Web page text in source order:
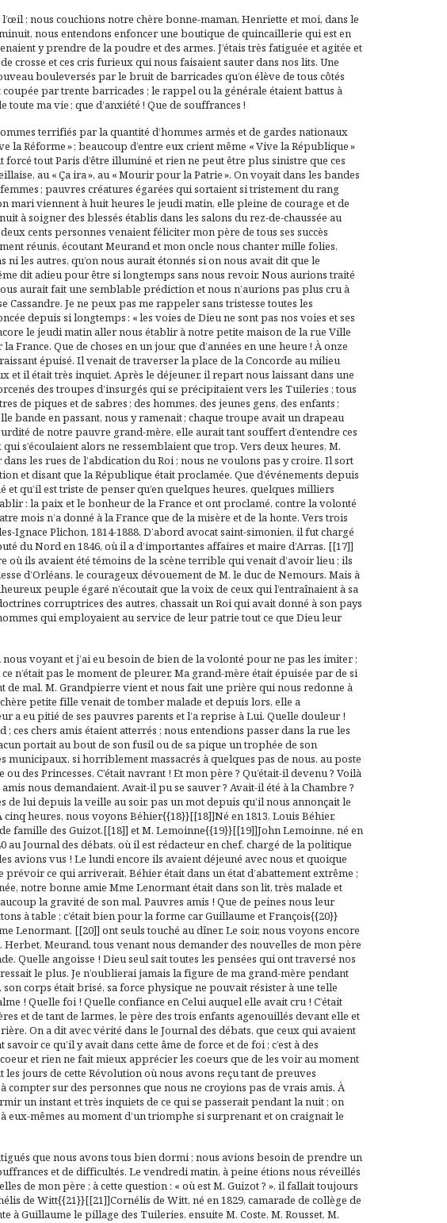
; nous couchions notre chère bonne-maman, Henriette et moi, dans le
nous entendons enfoncer une boutique de quincaillerie qui est en
y prendre de la poudre et des armes. J’étais très fatiguée et agitée et
crosse et ces cris furieux qui nous faisaient sauter dans nos lits. Une
bouleversés par le bruit de barricades qu’on élève de tous côtés
par trente barricades ; le rappel ou la générale étaient battus à
toute ma vie ; que d’anxiété ! Que de souffrances !
terrifiés par la quantité d’hommes armés et de gardes nationaux
la Réforme » ; beaucoup d’entre eux crient même « Vive la République »
forcé tout Paris d’être illuminé et rien ne peut être plus sinistre que ces
au « Ça ira », au « Mourir pour la Patrie ». On voyait dans les bandes
; pauvres créatures égarées qui sortaient si tristement du rang
mari viennent à huit heures le jeudi matin, elle pleine de courage et de
à soigner des blessés établis dans les salons du rez-de-chaussée au
cents personnes venaient féliciter mon père de tous ses succès
réunis, écoutant Meurand et mon oncle nous chanter mille folies,
les autres, qu’on nous aurait étonnés si on nous avait dit que le
dit adieu pour être si longtemps sans nous revoir. Nous aurions traité
aurait fait une semblable prédiction et nous n’aurions pas plus cru à
Cassandre. Je ne peux pas me rappeler sans tristesse toutes les
depuis si longtemps : « les voies de Dieu ne sont pas nos voies et ses
le jeudi matin aller nous établir à notre petite maison de la rue Ville
France. Que de choses en un jour, que d’années en une heure ! À onze
épuisé. Il venait de traverser la place de la Concorde au milieu
et il était très inquiet. Après le déjeuner, il repart nous laissant dans une
des troupes d’insurgés qui se précipitaient vers les Tuileries ; tous
de piques et de sabres ; des hommes, des jeunes gens, des enfants ;
bande en passant, nous y ramenait ; chaque troupe avait un drapeau
de notre pauvre grand-mère, elle aurait tant souffert d’entendre ces
s’écoulaient alors ne ressemblaient que trop. Vers deux heures, M.
les rues de l’abdication du Roi ; nous ne voulons pas y croire. Il sort
et disant que la République était proclamée. Que d’événements depuis
qu’il est triste de penser qu’en quelques heures, quelques milliers
: la paix et le bonheur de la France et ont proclamé, contre la volonté
mois n’a donné à la France que de la misère et de la honte. Vers trois
Ignace Plichon, 1814-1888. D’abord avocat saint-simonien, il fut chargé
du Nord en 1846, où il a d’importantes affaires et maire d’Arras. [[17]]
où ils avaient été témoins de la scène terrible qui venait d’avoir lieu ; ils
d’Orléans, le courageux dévouement de M. le duc de Nemours. Mais à
peuple égaré n’écoutait que la voix de ceux qui l’entraînaient à sa
corruptrices des autres, chassait un Roi qui avait donné à son pays
qui employaient au service de leur patrie tout ce que Dieu leur
voyant et j’ai eu besoin de bien de la volonté pour ne pas les imiter ;
n’était pas le moment de pleurer. Ma grand-mère était épuisée par de si
de mal. M. Grandpierre vient et nous fait une prière qui nous redonne à
petite fille venait de tomber malade et depuis lors, elle a
a eu pitié de ses pauvres parents et l’a reprise à Lui. Quelle douleur !
ces chers amis étaient atterrés ; nous entendions passer dans la rue les
portait au bout de son fusil ou de sa pique un trophée de son
municipaux, si horriblement massacrés à quelques pas de nous, au poste
des Princesses. C’était navrant ! Et mon père ? Qu’était-il devenu ? Voilà
nous demandaient. Avait-il pu se sauver ? Avait-il été à la Chambre ?
de lui depuis la veille au soir, pas un mot depuis qu’il nous annonçait le
heures, nous voyons Béhier{{18}}[[18]]Né en 1813, Louis Béhier,
famille des Guizot.[[18]] et M. Lemoinne{{19}}[[19]]John Lemoinne, né en
auJournal des débats, où il est rédacteur en chef, chargé de la politique
avions vus ! Le lundi encore ils avaient déjeuné avec nous et quoique
prévoir ce qui arriverait. Béhier était dans un état d’abattement extrême ;
notre bonne amie Mme Lenormant était dans son lit, très malade et
la gravité de son mal. Pauvres amis ! Que de peines nous leur
à table ; c’était bien pour la forme car Guillaume et François{{20}}
Lenormant. [[20]] ont seuls touché au dîner. Le soir, nous voyons encore
Meurand, tous venant nous demander des nouvelles de mon père
Quelle angoisse ! Dieu seul sait toutes les pensées qui ont traversé nos
le plus. Je n’oublierai jamais la figure de ma grand-mère pendant
corps était brisé, sa force physique ne pouvait résister à une telle
! Quelle foi ! Quelle confiance en Celui auquel elle avait cru ! C’était
et de tant de larmes, le père des trois enfants agenouillés devant elle et
On a dit avec vérité dans leJournal des débats, que ceux qui avaient
ce qu’il y avait dans cette âme de force et de foi ; c’est à des
et rien ne fait mieux apprécier les coeurs que de les voir au moment
les jours de cette Révolution où nous avons reçu tant de preuves
compter sur des personnes que nous ne croyions pas de vrais amis. À
un instant et très inquiets de ce qui se passerait pendant la nuit ; on
eux-mêmes au moment d’un triomphe si surprenant et on craignait le
que nous avons tous bien dormi ; nous avions besoin de prendre un
et de difficultés. Le vendredi matin, à peine étions nous réveillés
de mon père ; à cette question : « où est M. Guizot ? », il fallait toujours
de Witt{{21}}[[21]]Cornélis de Witt, né en 1829, camarade de collège de
à Guillaume le pillage des Tuileries, ensuite M. Coste, M. Rousset, M.